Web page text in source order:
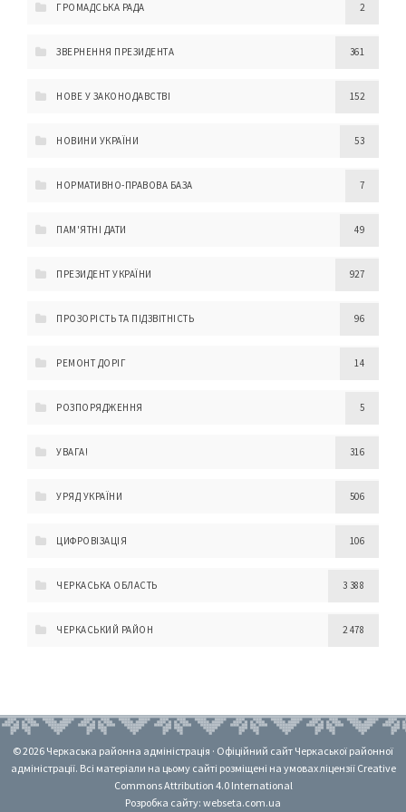
ГРОМАДСЬКА РАДА 2
ЗВЕРНЕННЯ ПРЕЗИДЕНТА 361
НОВЕ У ЗАКОНОДАВСТВІ 152
НОВИНИ УКРАЇНИ 53
НОРМАТИВНО-ПРАВОВА БАЗА 7
ПАМ'ЯТНІ ДАТИ 49
ПРЕЗИДЕНТ УКРАЇНИ 927
ПРОЗОРІСТЬ ТА ПІДЗВІТНІСТЬ 96
РЕМОНТ ДОРІГ 14
РОЗПОРЯДЖЕННЯ 5
УВАГА! 316
УРЯД УКРАЇНИ 506
ЦИФРОВІЗАЦІЯ 106
ЧЕРКАСЬКА ОБЛАСТЬ 3 388
ЧЕРКАСЬКИЙ РАЙОН 2 478
© 2026 Черкаська районна адміністрація · Офіційний сайт Черкаської районної
адміністрації. Всі матеріали на цьому сайті розміщені на умовах ліцензії Creative
Commons Attribution 4.0 International
Розробка сайту: webseta.com.ua